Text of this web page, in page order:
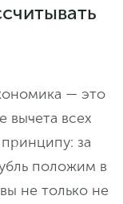
— это
вычета всех
за
положим в
не только не